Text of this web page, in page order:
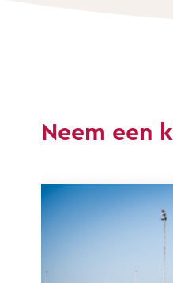
Neem een